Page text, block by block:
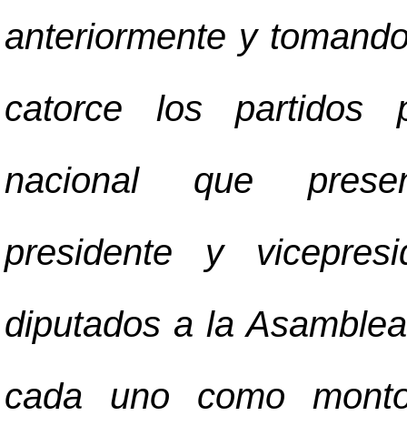
anteriormente y
catorce los partidos
nacional que
presidente y
diputados a la
cada uno como